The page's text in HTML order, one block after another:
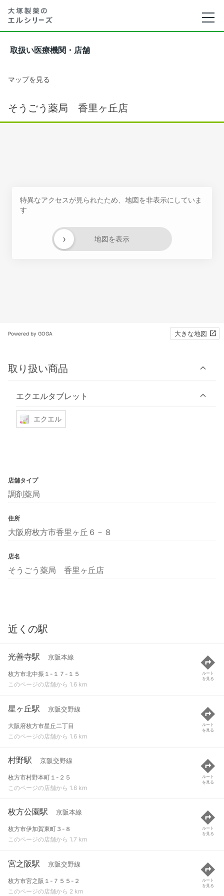
取扱い医療機関・店舗
マップを見る
そうごう薬局 香里ヶ丘店
特異なアクセスが見られたため、地図を非表示にしていま
す
地図を表示
›
Powered by GOGA 大きな地図
取り扱い商品
エクエルタブレット
エクエル
店舗タイプ
調剤薬局
住所
大阪府枚方市香里ヶ丘６－８
店名
そうごう薬局 香里ヶ丘店
近くの駅
光善寺駅 京阪本線
枚方市北中振１-１７-１５
このページの店舗から 1.6 km
ルート
を見る
星ヶ丘駅 京阪交野線
大阪府枚方市星丘二丁目
このページの店舗から 1.6 km
ルート
を見る
村野駅 京阪交野線
枚方市村野本町１-２５
このページの店舗から 1.6 km
ルート
を見る
枚方公園駅 京阪本線
枚方市伊加賀東町３-８
このページの店舗から 1.7 km
ルート
を見る
宮之阪駅 京阪交野線
枚方市宮之阪１-７５５-２
このページの店舗から 2 km
ルート
を見る